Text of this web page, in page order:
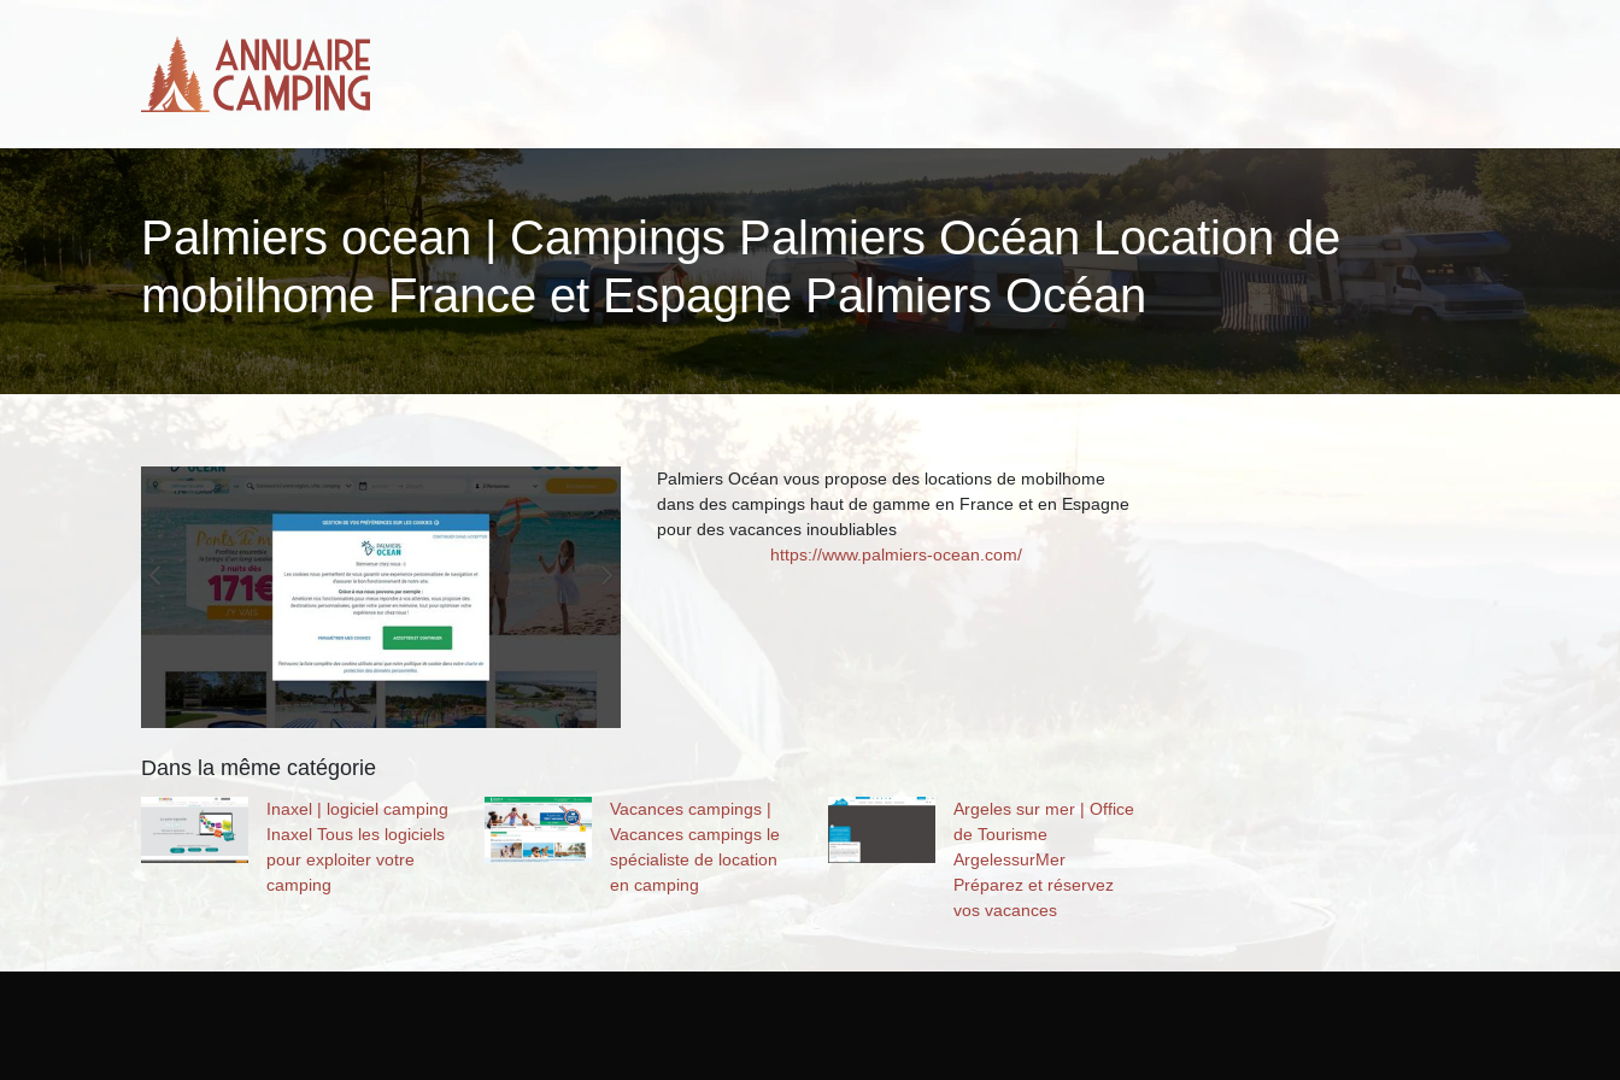
Palmiers ocean | Campings Palmiers Océan Location de
mobilhome France et Espagne Palmiers Océan
Palmiers Océan vous propose des locations de mobilhome
dans des campings haut de gamme en France et en Espagne
pour des vacances inoubliables
https://www.palmiers-ocean.com/
Dans la même catégorie
Inaxel | logiciel camping
Inaxel Tous les logiciels
pour exploiter votre
camping
Vacances campings |
Vacances campings le
spécialiste de location
en camping
Argeles sur mer | Office
de Tourisme
ArgelessurMer
Préparez et réservez
vos vacances